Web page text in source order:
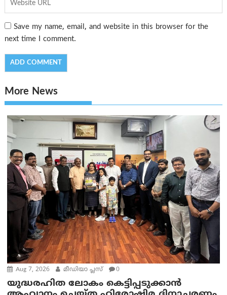
Save my name, email, and website in this browser for the
next time I comment.
More News
Aug 7, 2026 മീഡിയാ പ്ലസ് 0
യുദ്ധരഹിത ലോകം കെട്ടിപ്പടുക്കാന്‍